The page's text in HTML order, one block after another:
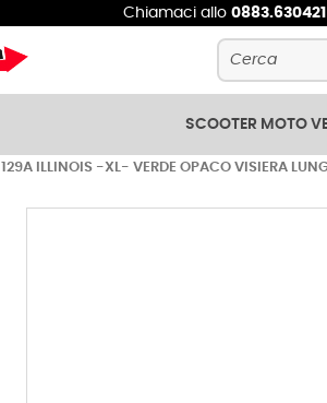
Chiamaci allo 0883.630421
Cerca
SCOOTER MOTO
ILLINOIS -XL- VERDE OPACO VISIERA